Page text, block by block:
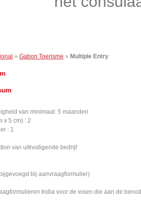
» Gabon Toerisme » Multiple Entry
van minimaal: 5 maanden
x 5 cm) : 2
: 1
van uitnodigende bedrijf
bij aanvraagformulier)
India voor de eisen die aan de